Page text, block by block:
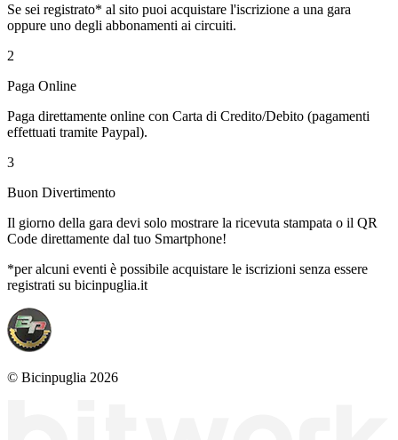
Se sei registrato* al sito puoi acquistare l'iscrizione a una gara
oppure uno degli abbonamenti ai circuiti.
2
Paga Online
Paga direttamente online con Carta di Credito/Debito (pagamenti
effettuati tramite Paypal).
3
Buon Divertimento
Il giorno della gara devi solo mostrare la ricevuta stampata o il QR
Code direttamente dal tuo Smartphone!
*per alcuni eventi è possibile acquistare le iscrizioni senza essere
registrati su bicinpuglia.it
© Bicinpuglia 2026